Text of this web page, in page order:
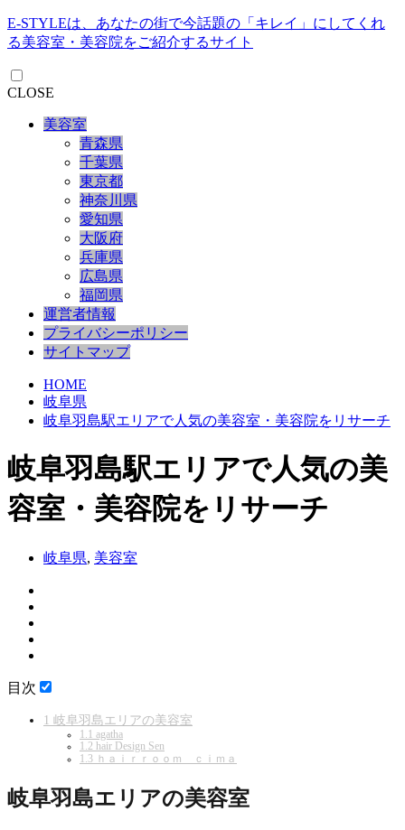
E-STYLEは、あなたの街で今話題の「キレイ」にしてくれ
る美容室・美容院をご紹介するサイト
CLOSE
美容室
青森県
千葉県
東京都
神奈川県
愛知県
大阪府
兵庫県
広島県
福岡県
運営者情報
プライバシーポリシー
サイトマップ
HOME
岐阜県
岐阜羽島駅エリアで人気の美容室・美容院をリサーチ
岐阜羽島駅エリアで人気の美
容室・美容院をリサーチ
岐阜県, 美容室
目次
1 岐阜羽島エリアの美容室
1.1 agatha
1.2 hair Design Sen
1.3 ｈａｉｒｒｏｏｍ ｃｉｍａ
岐阜羽島エリアの美容室